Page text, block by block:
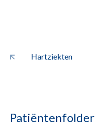
Hartziekten
Patiëntenfolder